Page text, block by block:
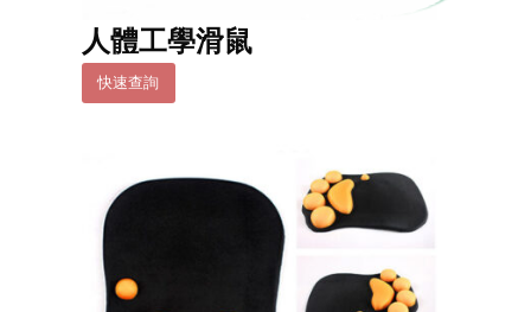
人體工學滑鼠
快速查詢